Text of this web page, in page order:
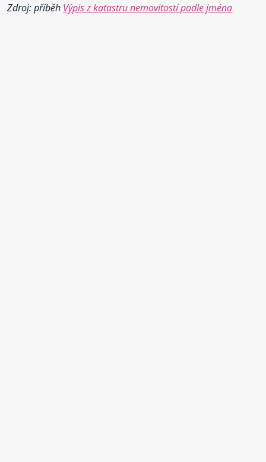
Zdroj: příběh Výpis z katastru nemovitostí podle jména